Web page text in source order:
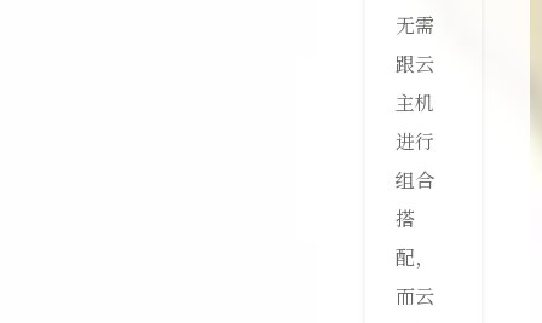
无需
跟云
主机
进行
组合
搭
配，
而云